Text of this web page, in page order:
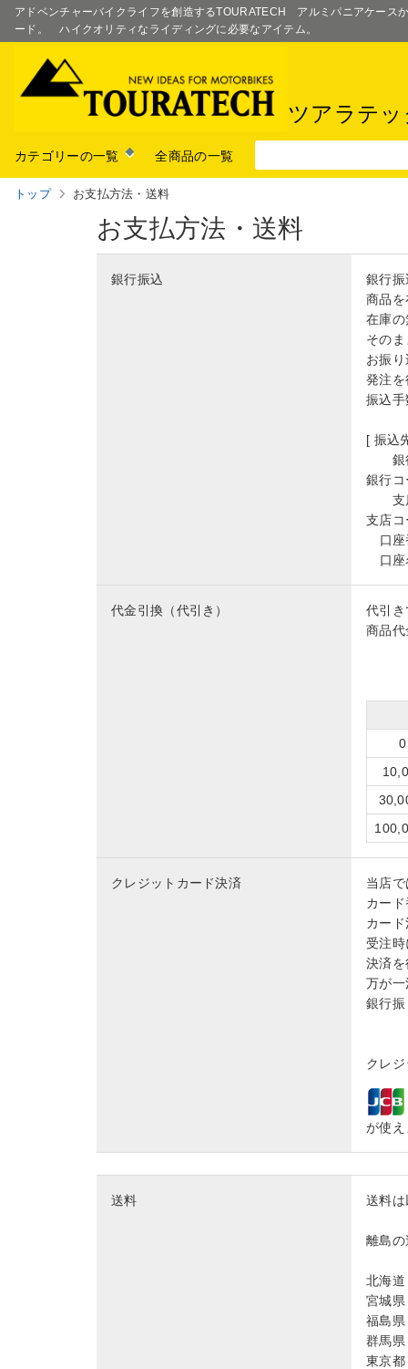
アドベンチャーバイクライフを創造するTOURATECH アルミパニアケース
ード。 ハイクオリティなライディングに必要なアイテム。
ツアラテ
カテゴリーの一覧 全商品の一覧
トップ お支払方法・送料
お支払方法・送料
銀行振込
銀行
商品
在庫
その
お振
発注
振込
[ 振込
銀
銀行
支
支店
口
口
代金引換（代引き）
代引
商品
クレジットカード決済
当店
カー
カー
受注
決済
万が
銀行
クレ
が使
送料 送料
離島
北海
宮城
福島
群馬
東京